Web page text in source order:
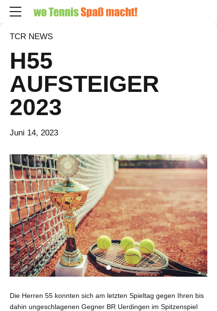
TCR NEWS
H55
AUFSTEIGER
2023
Juni 14, 2023
Die Herren 55 konnten sich am letzten Spieltag gegen Ihren bis
dahin ungeschlagenen Gegner BR Uerdingen im Spitzenspiel